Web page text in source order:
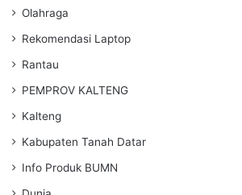
Olahraga
Rekomendasi Laptop
Rantau
PEMPROV KALTENG
Kalteng
Kabupaten Tanah Datar
Info Produk BUMN